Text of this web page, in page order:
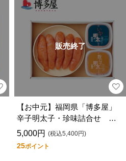
販売終了
【お中元】福岡県「博多屋」
辛子明太子・珍味詰合せ Ｇ
－１３
5,000円 (税込5,400円)
25ポイント